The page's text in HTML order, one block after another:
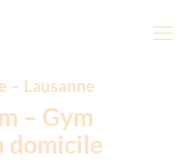
– Lausanne
– Gym
domicile